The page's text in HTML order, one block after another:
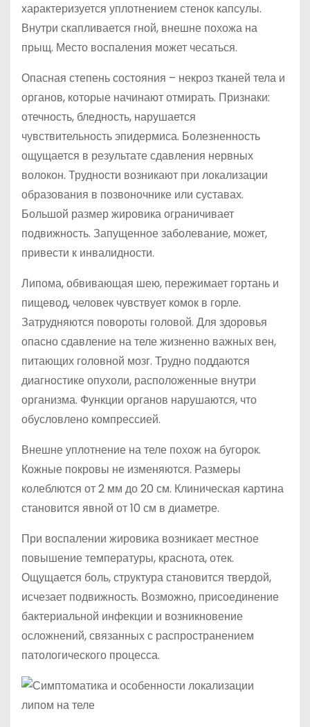
характеризуется уплотнением стенок капсулы.
Внутри скапливается гной, внешне похожа на
прыщ. Место воспаления может чесаться.
Опасная степень состояния – некроз тканей тела и
органов, которые начинают отмирать. Признаки:
отечность, бледность, нарушается
чувствительность эпидермиса. Болезненность
ощущается в результате сдавления нервных
волокон. Трудности возникают при локализации
образования в позвоночнике или суставах.
Большой размер жировика ограничивает
подвижность. Запущенное заболевание, может,
привести к инвалидности.
Липома, обвивающая шею, пережимает гортань и
пищевод, человек чувствует комок в горле.
Затрудняются повороты головой. Для здоровья
опасно сдавление на теле жизненно важных вен,
питающих головной мозг. Трудно поддаются
диагностике опухоли, расположенные внутри
организма. Функции органов нарушаются, что
обусловлено компрессией.
Внешне уплотнение на теле похож на бугорок.
Кожные покровы не изменяются. Размеры
колеблются от 2 мм до 20 см. Клиническая картина
становится явной от 10 см в диаметре.
При воспалении жировика возникает местное
повышение температуры, краснота, отек.
Ощущается боль, структура становится твердой,
исчезает подвижность. Возможно, присоединение
бактериальной инфекции и возникновение
осложнений, связанных с распространением
патологического процесса.